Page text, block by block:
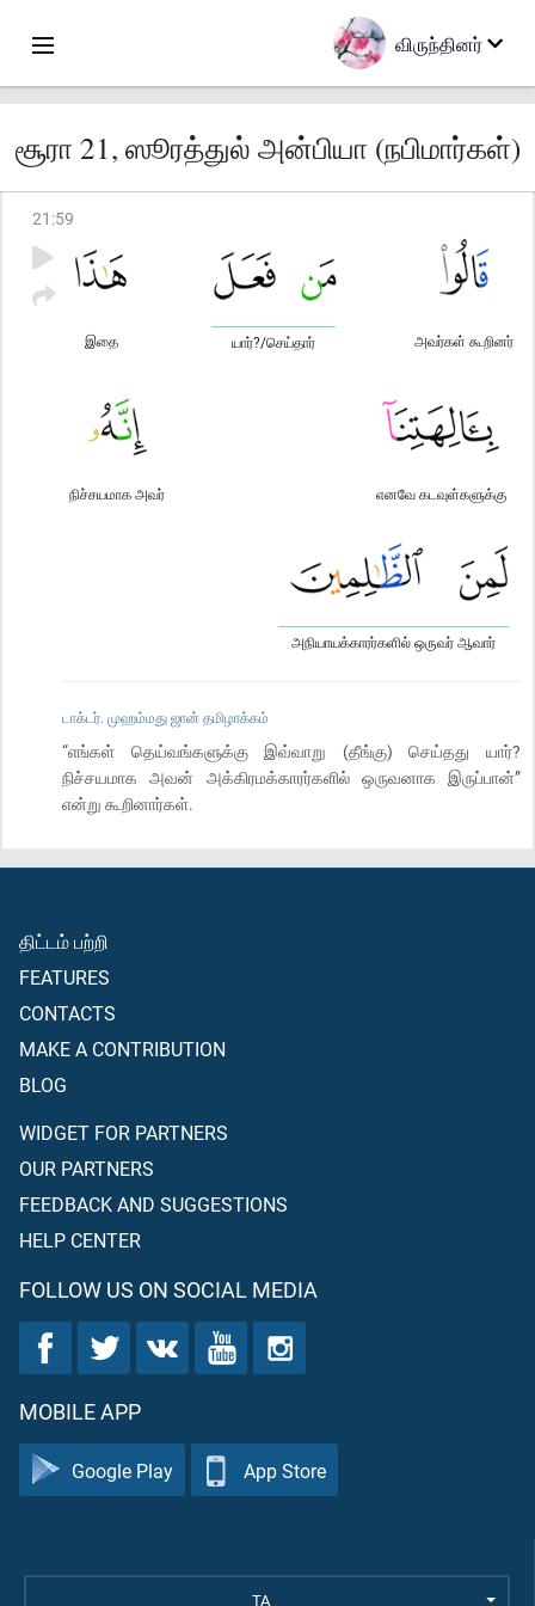
விருந்தினர்
சூரா 21, ஸூரத்துல் அன்பியா (நபிமார்கள்)
21 :59
அவர்கள் கூறினர்
யார்?/செய்தார்
இதை
எனவே கடவுள்களுக்கு
நிச்சயமாக அவர்
அநியாயக்காரர்களில் ஒருவர் ஆவார்
டாக்டர். முஹம்மது ஜான் தமிழாக்கம்
“எங்கள் தெய்வங்களுக்கு இவ்வாறு (தீங்கு) செய்தது யார்?
நிச்சயமாக அவன் அக்கிரமக்காரர்களில் ஒருவனாக இருப்பான்”
என்று கூறினார்கள்.
திட்டம் பற்றி
FEATURES
CONTACTS
MAKE A CONTRIBUTION
BLOG
WIDGET FOR PARTNERS
OUR PARTNERS
FEEDBACK AND SUGGESTIONS
HELP CENTER
FOLLOW US ON SOCIAL MEDIA
MOBILE APP
Google Play App Store
TA